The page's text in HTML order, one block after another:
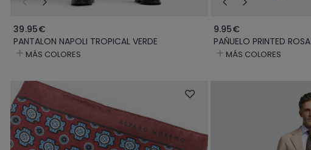
39.95€
PANTALON NAPOLI TROPICAL VERDE
MÁS COLORES
9.95€
PAÑUELO PRINTED ROSA
MÁS COLORES